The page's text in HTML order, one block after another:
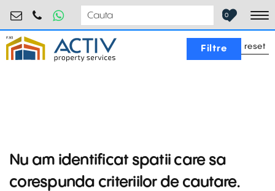
industrial@activpropertyservices.ro
0755.795.795 0
Filtre reset
Nu am identificat spatii care sa
corespunda criteriilor de cautare.